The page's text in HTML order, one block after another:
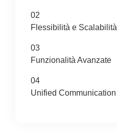
02
Flessibilità e Scalabilità
03
Funzionalità Avanzate
04
Unified Communication